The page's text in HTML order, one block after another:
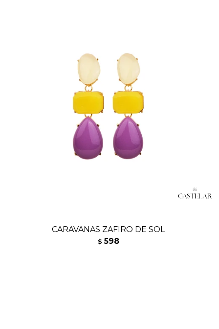
CARAVANAS ZAFIRO DE SOL
$ 598